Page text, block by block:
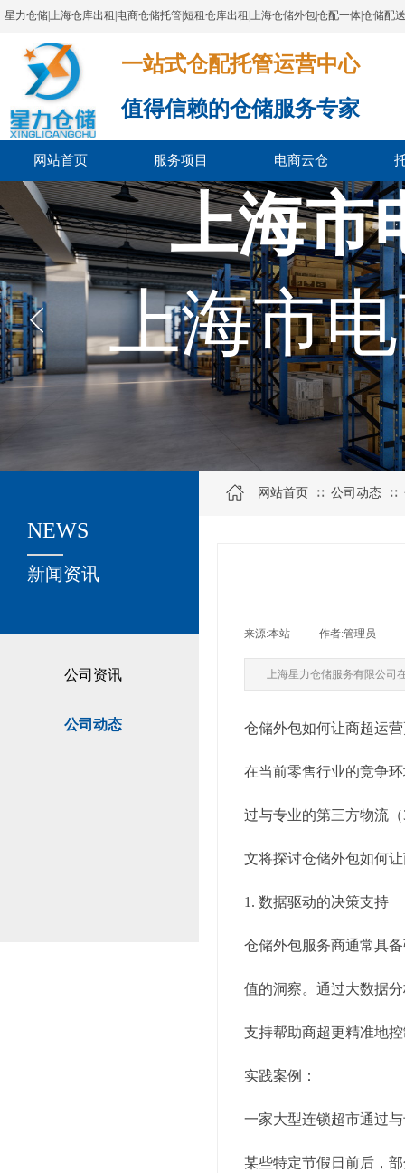
星力仓储|上海仓库出租|电商仓储托管|短租仓库出租|上海仓储外包|仓配一体|仓储配
一站式仓配托管运营中心​​​​​​​​​​​​​​​​​
值得信赖的仓储服务专家
网站首页 服务项目 电商云仓
上海市
上海市
公司资讯
公司动态
关于我们
新闻资讯
NEWS
网站首页 ∷ 公司动态 ∷
来源:本站 作者:管理员
上海星力仓储服务有限公
仓储外包如何让商超运
在当前零售行业的竞争
过与专业的第三方物流
文将探讨仓储外包如何
1. 数据驱动的决策支持
仓储外包服务商通常具
值的洞察。通过大数据
支持帮助商超更精准地
实践案例：
一家大型连锁超市通过
某些特定节假日前后，